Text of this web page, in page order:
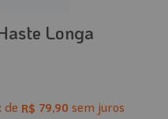
Longa
de R$ 79,90 sem juros